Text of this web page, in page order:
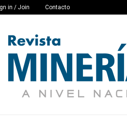
in / Join Contacto